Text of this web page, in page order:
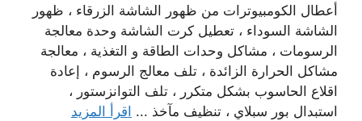
أعطال الكومبيوترات من ظهور الشاشة الزرقاء ، ظهور
الشاشة السوداء ، تعطيل كرت الشاشة وحدة معالجة
الرسومات ، مشاكل وحدات الطاقة و التغذية ، معالجة
مشاكل الحرارة الزائدة ، تلف معالج الرسوم ، إعادة
اقلاع الحاسوب بشكل متكرر ، تلف التوانزستور ،
استبدال بور سبلاي ، تنظيف مآخذ ... اقرأ المزيد